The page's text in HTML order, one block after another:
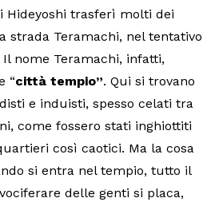
Hideyoshi trasferì molti dei
strada Teramachi, nel tentativo
nome Teramachi, infatti,
“città tempio”. Qui si trovano
e induisti, spesso celati tra
come fossero stati inghiottiti
così caotici. Ma la cosa
si entra nel tempio, tutto il
delle genti si placa,